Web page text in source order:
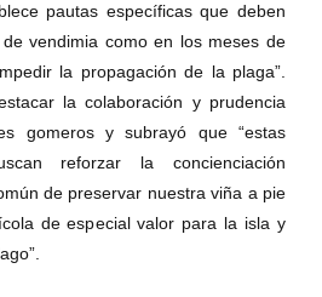
pautas específicas que deben
vendimia como en los meses de
la propagación de la plaga”.
la colaboración y prudencia
gomeros y subrayó que “estas
reforzar la concienciación
de preservar nuestra viña a pie
de especial valor para la isla y